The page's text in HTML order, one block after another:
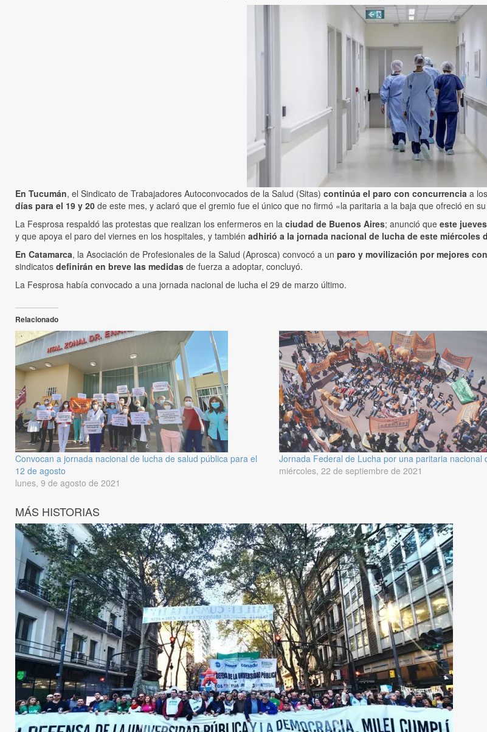
En Tucumán, el Sindicato de Trabajadores Autoconvocados de la Salud (Sitas) continúa el paro con concurrencia a
días para el 19 y 20 de este mes, y aclaró que el gremio fue el único que no firmó «la paritaria a la baja que ofreció en
La Fesprosa respaldó las protestas que realizan los enfermeros en la ciudad de Buenos Aires; anunció que este
y que apoya el paro del viernes en los hospitales, y también adhirió a la jornada nacional de lucha de este miércoles
En Catamarca, la Asociación de Profesionales de la Salud (Aprosca) convocó a un paro y movilización por mejores
sindicatos definirán en breve las medidas de fuerza a adoptar, concluyó.
La Fesprosa había convocado a una jornada nacional de lucha el 29 de marzo último.
Relacionado
Convocan a jornada nacional de lucha de salud pública para el
12 de agosto
lunes, 9 de agosto de 2021
Jornada Federal de Lucha por una paritaria nacional
miércoles, 22 de septiembre de 2021
MÁS HISTORIAS